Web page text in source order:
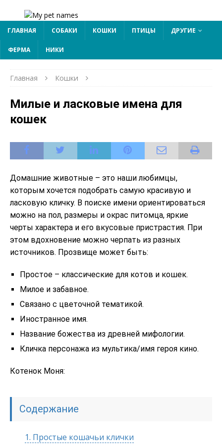
ГЛАВНАЯ СОБАКИ КОШКИ ПТИЦЫ ДРУГИЕ
ФЕРМА НИКИ
Главная Кошки
Милые и ласковые имена для
кошек
Домашние животные – это наши любимцы,
которым хочется подобрать самую красивую и
ласковую кличку. В поиске имени ориентироваться
можно на пол, размеры и окрас питомца, яркие
черты характера и его вкусовые пристрастия. При
этом вдохновение можно черпать из разных
источников. Прозвище может быть:
Простое – классические для котов и кошек.
Милое и забавное.
Связано с цветочной тематикой.
Иностранное имя.
Название божества из древней мифологии.
Кличка персонажа из мультика/имя героя кино.
Котенок Моня:
Содержание
1. Простые кошачьи клички